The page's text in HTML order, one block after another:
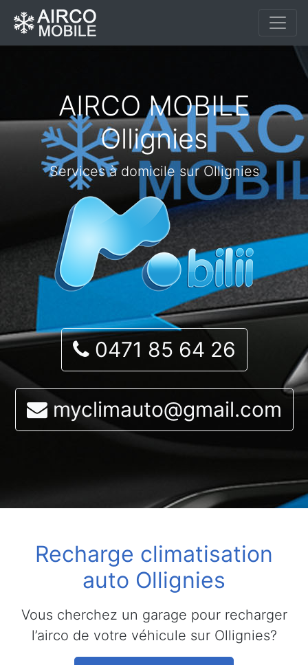
AIRCO MOBILE
Ollignies
Services à domicile sur Ollignies
0471 85 64 26
myclimauto@gmail.com
Recharge climatisation
auto Ollignies
Vous cherchez un garage pour recharger
l’airco de votre véhicule sur Ollignies?